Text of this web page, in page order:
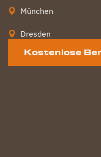
München
Dresden
Kostenlose